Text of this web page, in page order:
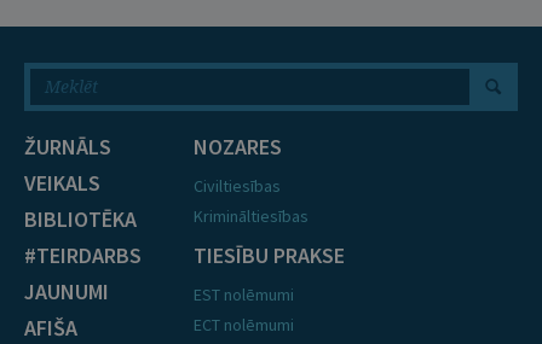
ŽURNĀLS
VEIKALS
BIBLIOTĒKA
#TEIRDARBS
JAUNUMI
AFIŠA
NOZARES
Civiltiesības
Krimināltiesības
TIESĪBU PRAKSE
EST nolēmumi
ECT nolēmumi